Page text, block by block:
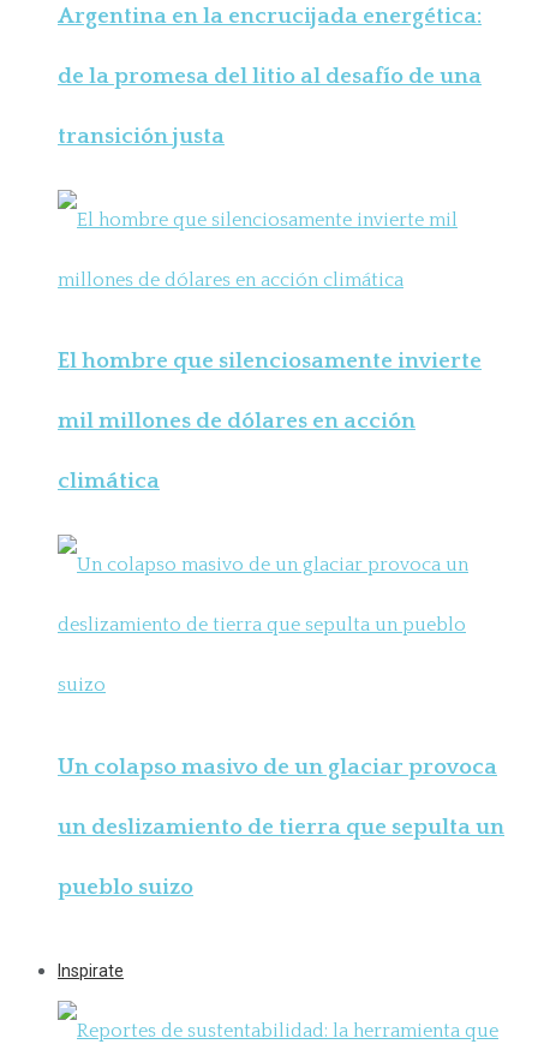
Argentina en la encrucijada energética:
de la promesa del litio al desafío de una
transición justa
El hombre que silenciosamente invierte
mil millones de dólares en acción
climática
Un colapso masivo de un glaciar provoca
un deslizamiento de tierra que sepulta un
pueblo suizo
Inspirate